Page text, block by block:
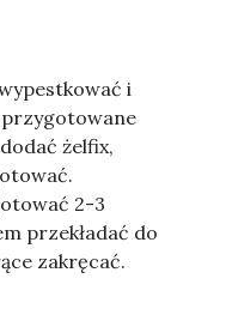
i
żelfix,
2-3
przekładać do
zakręcać.